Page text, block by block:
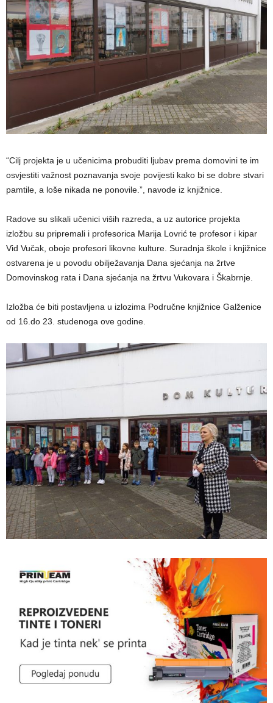
“Cilj projekta je u učenicima probuditi ljubav prema domovini te im
osvjestiti važnost poznavanja svoje povijesti kako bi se dobre stvari
pamtile, a loše nikada ne ponovile.”, navode iz knjižnice.
Radove su slikali učenici viših razreda, a uz autorice projekta
izložbu su pripremali i profesorica Marija Lovrić te profesor i kipar
Vid Vučak, oboje profesori likovne kulture. Suradnja škole i knjižnice
ostvarena je u povodu obilježavanja Dana sjećanja na žrtve
Domovinskog rata i Dana sjećanja na žrtvu Vukovara i Škabrnje.
Izložba će biti postavljena u izlozima Područne knjižnice Galženice
od 16.do 23. studenoga ove godine.